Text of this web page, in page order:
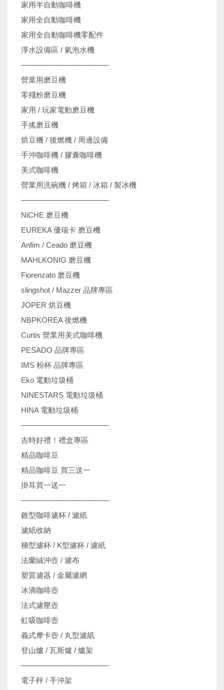
家用半自動咖啡機
家用全自動咖啡機
家用全自動咖啡機零配件
淨水設備區 / 氣泡水機
────────────────
營業用磨豆機
零殘粉磨豆機
家用 / 玩家電動磨豆機
手搖磨豆機
烘豆機 / 後燃機 / 周邊設備
手沖咖啡機 / 膠囊咖啡機
美式咖啡機
營業用洗碗機 / 烤箱 / 冰箱 / 製冰機
────────────────
NiCHE 磨豆機
EUREKA 優瑞卡 磨豆機
Anfim / Ceado 磨豆機
MAHLKONIG 磨豆機
Fiorenzato 磨豆機
slingshot / Mazzer 品牌專區
JOPER 烘豆機
NBPKOREA 後燃機
Curtis 營業用美式咖啡機
PESADO 品牌專區
IMS 粉杯 品牌專區
Eko 電動垃圾桶
NINESTARS 電動垃圾桶
HINA 電動垃圾桶
────────────────
吉時好禮！禮盒專區
精品咖啡豆
精品咖啡豆 買三送一
掛耳買一送一
────────────────
錐型咖啡濾杯 / 濾紙
濾紙收納
梯型濾杯 / K型濾杯 / 濾紙
法蘭絨沖壺 / 濾布
塑質濾器 / 金屬濾網
冰滴咖啡壺
法式濾壓壺
虹吸咖啡壺
義式摩卡壺 / 丸型濾紙
登山爐 / 瓦斯爐 / 爐架
────────────────
電子秤 / 手沖架